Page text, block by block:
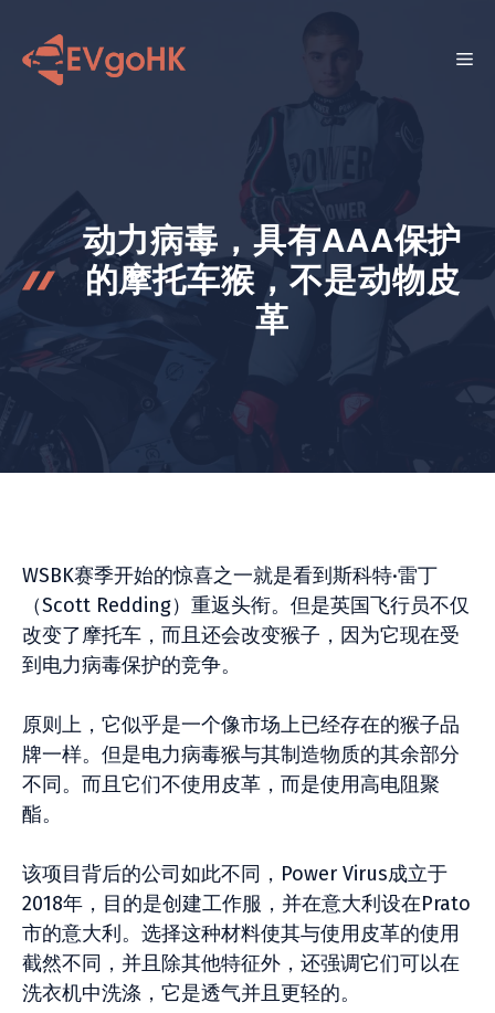
菜
动力病毒，具有AAA保护
的摩托车猴，不是动物皮
革
WSBK赛季开始的惊喜之一就是看到斯科特·雷丁
（Scott Redding）重返头衔。但是英国飞行员不仅
改变了摩托车，而且还会改变猴子，因为它现在受
到电力病毒保护的竞争。
原则上，它似乎是一个像市场上已经存在的猴子品
牌一样。但是电力病毒猴与其制造物质的其余部分
不同。而且它们不使用皮革，而是使用高电阻聚
酯。
该项目背后的公司如此不同，Power Virus成立于
2018年，目的是创建工作服，并在意大利设在Prato
市的意大利。选择这种材料使其与使用皮革的使用
截然不同，并且除其他特征外，还强调它们可以在
洗衣机中洗涤，它是透气并且更轻的。